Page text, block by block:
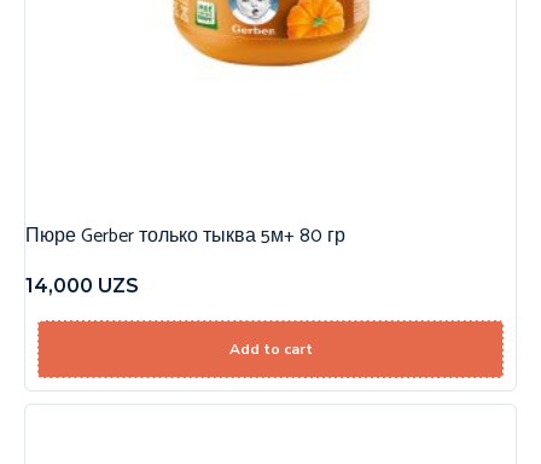
Пюре Gerber только тыква 5м+ 80 гр
14,000 UZS
Add to cart